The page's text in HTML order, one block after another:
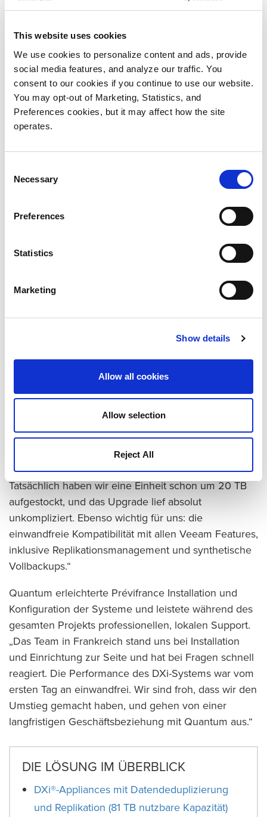
This website uses cookies
We use cookies to personalize content and ads, provide
social media features, and analyze our traffic. You
consent to our cookies if you continue to use our website.
You may opt-out of Marketing, Statistics, and
Preferences cookies, but it may affect how the site
operates.
Selection
Necessary
Preferences
Statistics
Marketing
Show details
Allow all cookies
Allow selection
Reject All
„Wir haben das Feld schnell auf zwei Anbieter
eingegrenzt, beide ausführlich getestet, uns die
eine Umstellung auf Quantum DXi-Appliances gefällt.
Die Wahl fiel uns leicht“, so Magnanon. „Die
Anschaffungskosten waren deutlich geringer, es gibt
einen wirtschaftlichen Upgrade-Pfad, und Quantum
garantiert die Wartungskosten für volle fünf Jahre.“
Die DXi4700-Deduplizierungsappliances wurden an
Systeme führen jetzt täglich inkrementelle Backups
Kommunikationsanwendungen durch. Veeam erstellt
Dateien werden zwischen den Standorten repliziert.
Diese Kombination gewährleistet die kurzfristige
langfristige Vorhaltung an unterschiedlichen
erstklassiger Service
„Unsere Erfahrungen mit Quantum und der DXi sind
mehr als positiv“, berichtet Magnanon. „Die Backup-,
Restore- und Replikations-Performance ist durchweg
höher als bei unserem alten System. Die Kosten sind
deutlich gesunken, und es gibt einen klaren,
wirtschaftlichen Pfad für künftige Upgrades.
Tatsächlich haben wir eine Einheit schon um 20 TB
aufgestockt, und das Upgrade lief absolut
unkompliziert. Ebenso wichtig für uns: die
einwandfreie Kompatibilität mit allen Veeam Features,
inklusive Replikationsmanagement und synthetische
Vollbackups.“
Quantum erleichterte Prévifrance Installation und
Konfiguration der Systeme und leistete während des
gesamten Projekts professionellen, lokalen Support.
„Das Team in Frankreich stand uns bei Installation
und Einrichtung zur Seite und hat bei Fragen schnell
reagiert. Die Performance des DXi-Systems war vom
ersten Tag an einwandfrei. Wir sind froh, dass wir den
Umstieg gemacht haben, und gehen von einer
langfristigen Geschäftsbeziehung mit Quantum aus.“
DIE LÖSUNG IM ÜBERBLICK
DXi®-Appliances mit Datendeduplizierung
und Replikation (81 TB nutzbare Kapazität)